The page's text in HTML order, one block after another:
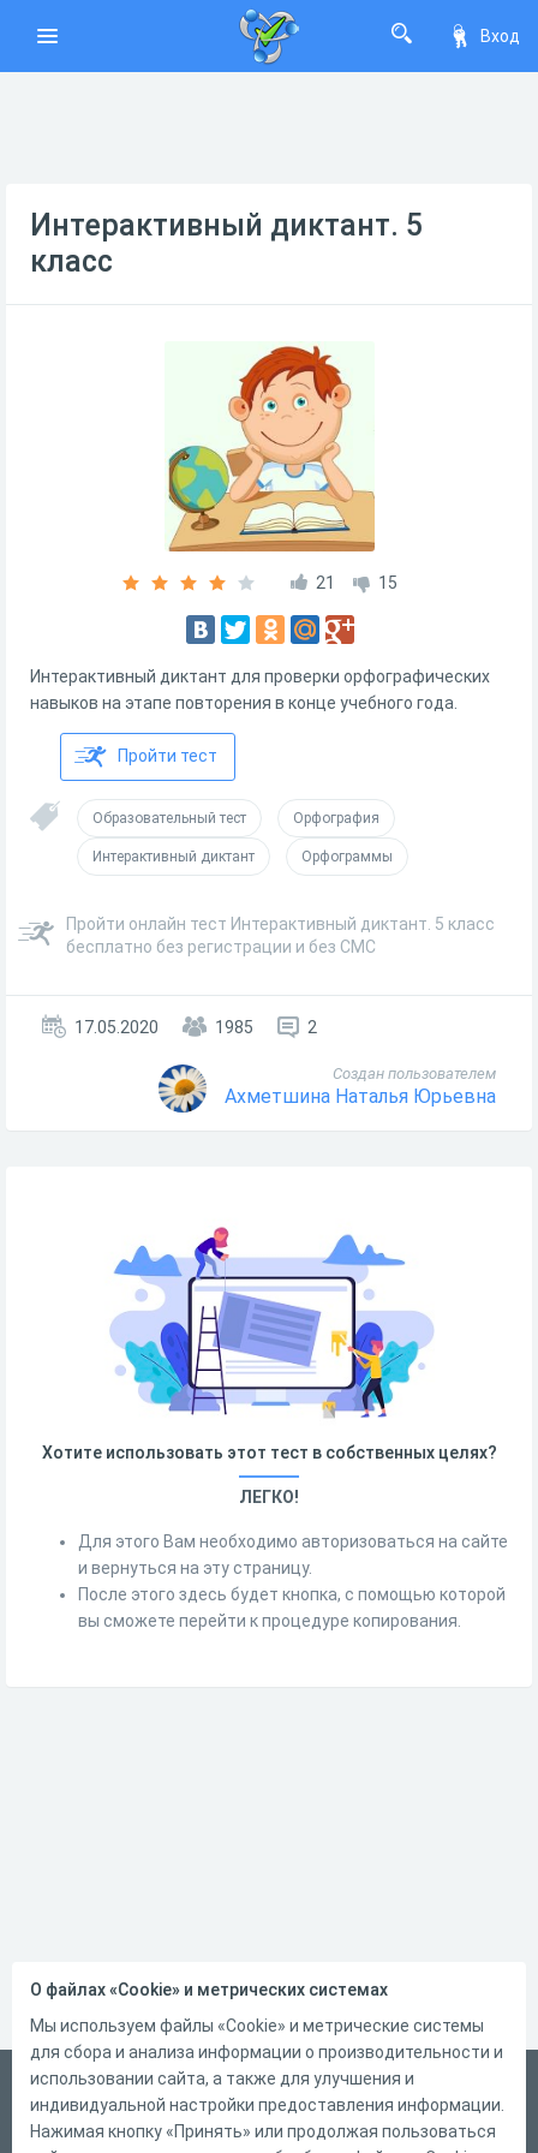
Вход
Интерактивный диктант. 5
класс
21 15
Интерактивный диктант для проверки орфографических
навыков на этапе повторения в конце учебного года.
Пройти тест
Образовательный тест Орфография
Интерактивный диктант Орфограммы
Пройти онлайн тест Интерактивный диктант. 5 класс
бесплатно без регистрации и без СМС
17.05.2020 1985 2
Создан пользователем
Ахметшина Наталья Юрьевна
Хотите использовать этот тест в собственных целях?
ЛЕГКО!
Для этого Вам необходимо авторизоваться на сайте
и вернуться на эту страницу.
После этого здесь будет кнопка, с помощью которой
вы сможете перейти к процедуре копирования.
Русский
Справка
О файлах «Cookie» и метрических системах
Мы используем файлы «Cookie» и метрические системы
для сбора и анализа информации о производительности и
использовании сайта, а также для улучшения и
индивидуальной настройки предоставления информации.
Нажимая кнопку «Принять» или продолжая пользоваться